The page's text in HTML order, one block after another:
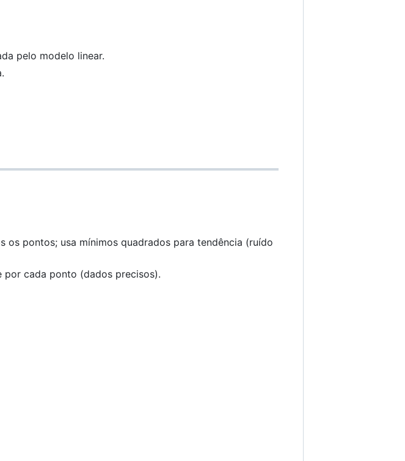
pelo modelo linear.
os pontos; usa mínimos quadrados para tendência (ruído
por cada ponto (dados precisos).